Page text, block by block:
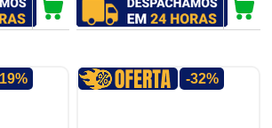
-32%